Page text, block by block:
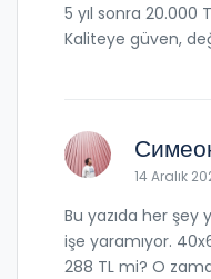
5 yıl sonra 20.000
Kaliteye güven,
14 Aralık
Bu yazıda her şey
işe yaramıyor.
288 TL mi? O